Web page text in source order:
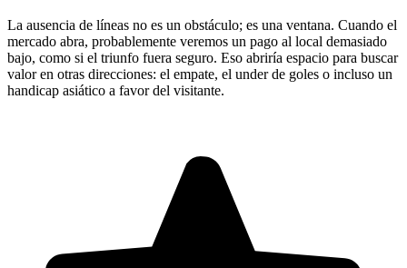
La ausencia de líneas no es un obstáculo; es una ventana. Cuando el
mercado abra, probablemente veremos un pago al local demasiado
bajo, como si el triunfo fuera seguro. Eso abriría espacio para buscar
valor en otras direcciones: el empate, el under de goles o incluso un
handicap asiático a favor del visitante.